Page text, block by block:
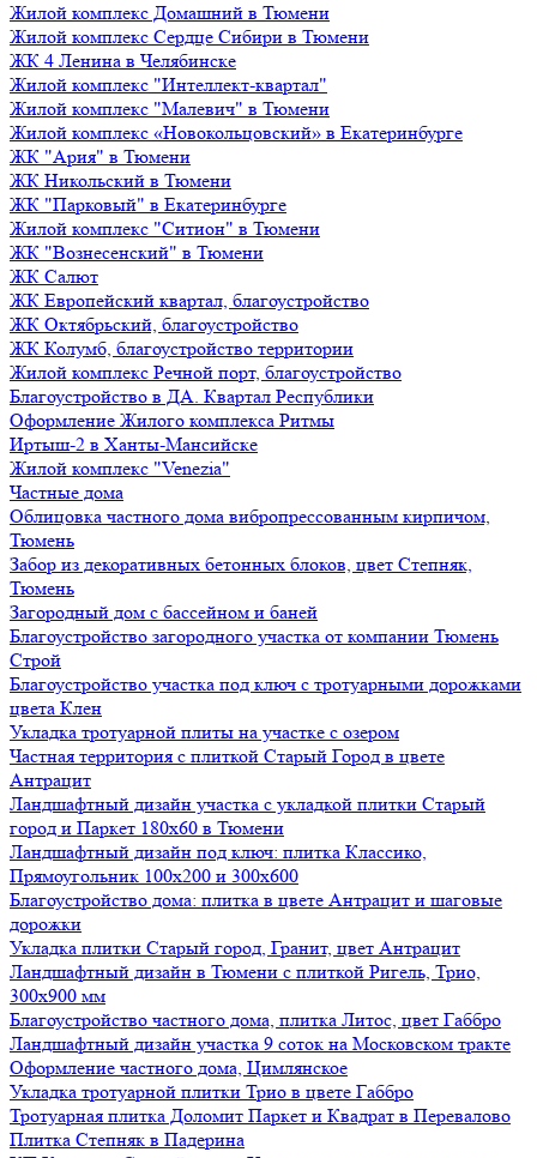
Жилой комплекс Домашний в Тюмени
Жилой комплекс Сердце Сибири в Тюмени
ЖК 4 Ленина в Челябинске
Жилой комплекс "Интеллект-квартал"
Жилой комплекс "Малевич" в Тюмени
Жилой комплекс «Новокольцовский» в Екатеринбурге
ЖК "Ария" в Тюмени
ЖК Никольский в Тюмени
ЖК "Парковый" в Екатеринбурге
Жилой комплекс "Ситион" в Тюмени
ЖК "Вознесенский" в Тюмени
ЖК Салют
ЖК Европейский квартал, благоустройство
ЖК Октябрьский, благоустройство
ЖК Колумб, благоустройство территории
Жилой комплекс Речной порт, благоустройство
Благоустройство в ДА. Квартал Республики
Оформление Жилого комплекса Ритмы
Иртыш-2 в Ханты-Мансийске
Жилой комплекс "Venezia"
Частные дома
Облицовка частного дома вибропрессованным кирпичом,
Тюмень
Забор из декоративных бетонных блоков, цвет Степняк,
Тюмень
Загородный дом с бассейном и баней
Благоустройство загородного участка от компании Тюмень
Строй
Благоустройство участка под ключ с тротуарными дорожками
цвета Клен
Укладка тротуарной плиты на участке с озером
Частная территория с плиткой Старый Город в цвете
Антрацит
Ландшафтный дизайн участка с укладкой плитки Старый
город и Паркет 180х60 в Тюмени
Ландшафтный дизайн под ключ: плитка Классико,
Прямоугольник 100х200 и 300х600
Благоустройство дома: плитка в цвете Антрацит и шаговые
дорожки
Укладка плитки Старый город, Гранит, цвет Антрацит
Ландшафтный дизайн в Тюмени с плиткой Ригель, Трио,
300х900 мм
Благоустройство частного дома, плитка Литос, цвет Габбро
Ландшафтный дизайн участка 9 соток на Московском тракте
Оформление частного дома, Цимлянское
Укладка тротуарной плитки Трио в цвете Габбро
Тротуарная плитка Доломит Паркет и Квадрат в Перевалово
Плитка Степняк в Падерина